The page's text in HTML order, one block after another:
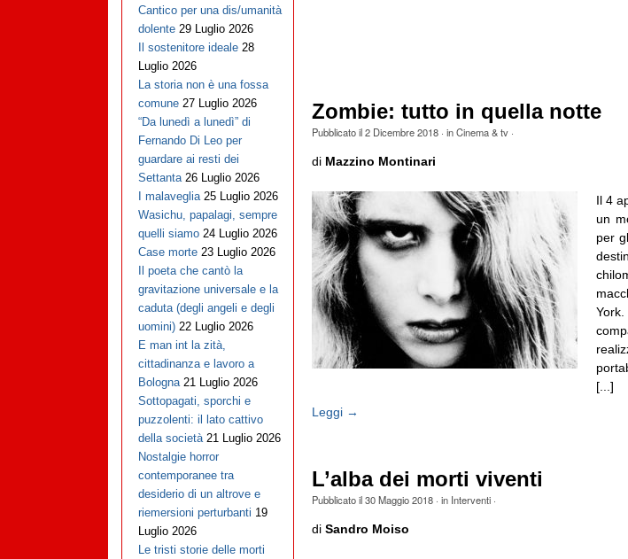
Zombie: tutto in quella notte
Pubblicato il2 Dicembre 2018· inCinema & tv·
di Mazzino Montinari
Il 4
un
per
[...]
Leggi →
L’alba dei morti viventi
Pubblicato il30 Maggio 2018· in Interventi·
di Sandro Moiso
Cantico per una dis/umanità
dolente 29 Luglio 2026
Il sostenitore ideale 28
Luglio 2026
La storia non è una fossa
comune 27 Luglio 2026
“Da lunedì a lunedì” di
Fernando Di Leo per
guardare ai resti dei
Settanta 26 Luglio 2026
I malaveglia 25 Luglio 2026
Wasichu, papalagi, sempre
quelli siamo 24 Luglio 2026
Case morte 23 Luglio 2026
Il poeta che cantò la
gravitazione universale e la
caduta (degli angeli e degli
uomini) 22 Luglio 2026
E man int la zità,
cittadinanza e lavoro a
Bologna 21 Luglio 2026
Sottopagati, sporchi e
puzzolenti: il lato cattivo
della società 21 Luglio 2026
Nostalgie horror
contemporanee tra
desiderio di un altrove e
riemersioni perturbanti 19
Luglio 2026
Le tristi storie delle morti